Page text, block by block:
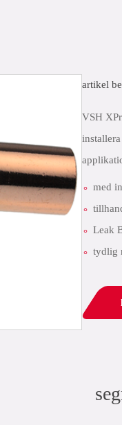
artikel
VSH
med
Leak
tydlig